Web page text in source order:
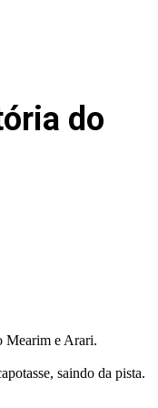
do
Mearim e Arari.
saindo da pista.